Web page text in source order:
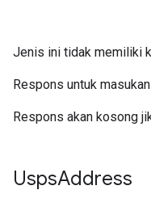
Jenis ini tidak memiliki
Respons untuk
Respons akan kosong
UspsAddress